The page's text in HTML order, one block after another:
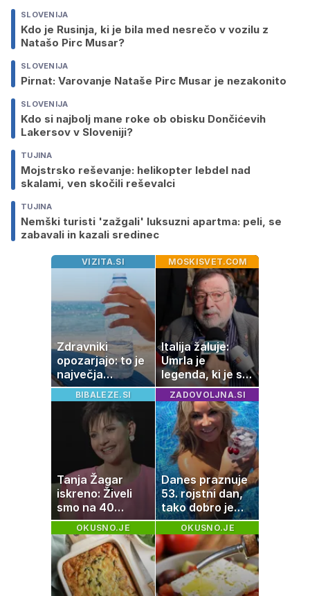
SLOVENIJA
Kdo je Rusinja, ki je bila med nesrečo v vozilu z
Natašo Pirc Musar?
SLOVENIJA
Pirnat: Varovanje Nataše Pirc Musar je nezakonito
SLOVENIJA
Kdo si najbolj mane roke ob obisku Dončićevih
Lakersov v Sloveniji?
TUJINA
Mojstrsko reševanje: helikopter lebdel nad
skalami, ven skočili reševalci
TUJINA
Nemški turisti 'zažgali' luksuzni apartma: peli, se
zabavali in kazali sredinec
VIZITA.SI
Zdravniki
opozarjajo: to je
največja
napaka, ki jo
ljudje delajo med
vročino
MOSKISVET.COM
Italija žaluje:
Umrla je
legenda, ki je s
svojimi pesmimi
zaznamovala
Italijo
BIBALEZE.SI
Tanja Žagar
iskreno: Živeli
smo na 40
kvadratih, a
imela sem vse,
kar otrok
potrebuje
ZADOVOLJNA.SI
Danes praznuje
53. rojstni dan,
tako dobro je
videti znana
Slovenka
OKUSNO.JE OKUSNO.JE